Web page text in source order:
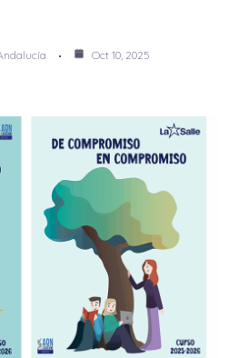
Oct 10, 2025